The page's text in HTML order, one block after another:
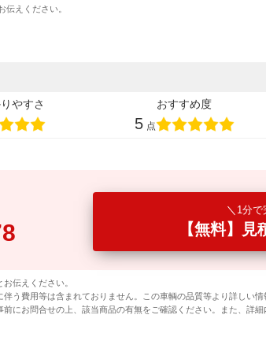
えください。
やすさ おすすめ度
5 点
1分で
【無料】
伝えください。
う費用等は含まれておりません。この車輌の品質等より詳しい情
にお問合せの上、該当商品の有無をご確認ください。また、詳